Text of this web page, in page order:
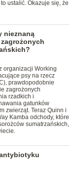
ustalić. Okazuje się, że
nieznaną
organizacji Working
psy na rzecz
prawdopodobnie
zagrożonych
rzadkich i
gatunków
zwierząt. Teraz Quinn i
Kamba odchody, które
sumatrzańskich,